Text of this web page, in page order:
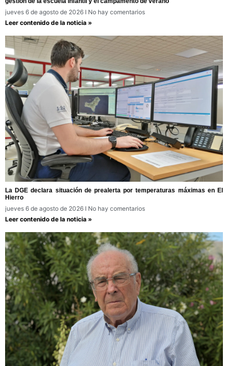
jueves 6 de agosto de 2026
No hay comentarios
Leer contenido de la noticia »
La DGE declara situación de prealerta por temperaturas máximas en El
Hierro
jueves 6 de agosto de 2026
No hay comentarios
Leer contenido de la noticia »